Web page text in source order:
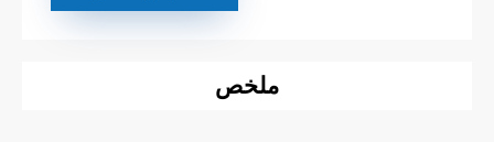
ملخص